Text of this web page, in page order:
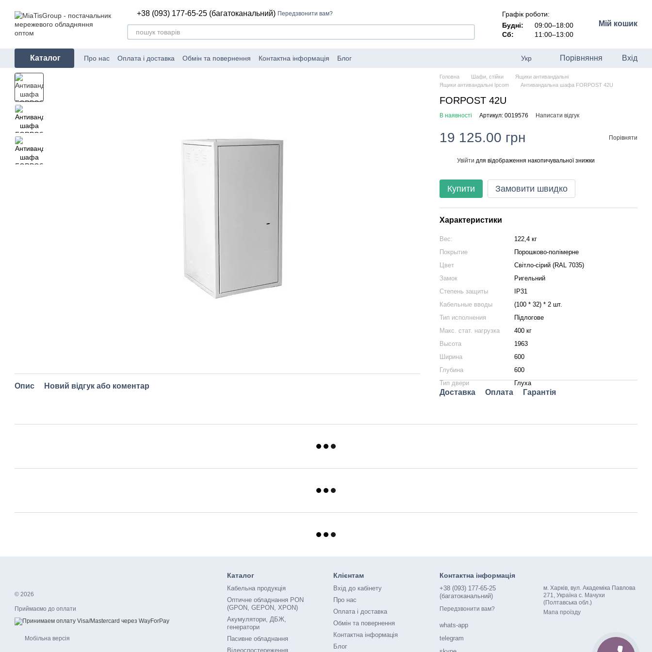
+38 (093) 177-65-25 (багатоканальний) Передзвонити вам?
Графік роботи:
Будні:
09:00–18:00
Сб:
11:00–13:00
Мій кошик
Каталог Про нас Оплата і доставка Обмін та повернення Контактна інформація Блог Укр Порівняння Вхід
Опис Новий відгук або коментар
Головна Шафи, стійки
Ящики антивандальні
Ящики антивандальні Ipcom
Антивандальна шафа FORPOST 42U
FORPOST 42U
В наявності Артикул: 0019576 Написати відгук
19 125.00 грн Порівняти
Увійти для відображення накопичувальної знижки
Купити Замовити швидко
Характеристики
Вес:
122,4 кг
Покрытие
Порошково-полімерне
Цвет
Світло-сірий (RAL 7035)
Замок
Ригельний
Степень защиты
IP31
Кабельные вводы
(100 * 32) * 2 шт.
Тип исполнения
Підлогове
Макс. стат. нагрузка
400 кг
Высота
1963
Ширина
600
Глубина
600
Тип двери
Глуха
Доставка Оплата Гарантія
© 2026
Приймаємо до оплати
Мобільна версія
Каталог
Кабельна продукція
Оптичне обладнання PON
(GPON, GEPON, XPON)
Акумулятори, ДБЖ,
генератори
Пасивне обладнання
Відеоспостереження
Клієнтам
Вхід до кабінету
Про нас
Оплата і доставка
Обмін та повернення
Контактна інформація
Блог
Контактна інформація
+38 (093) 177-65-25
(багатоканальний)
Передзвонити вам?
whats-app
telegram
м. Харків, вул. Академіка Павлова
271, Україна с. Мачухи
(Полтавська обл.)
Мапа проїзду